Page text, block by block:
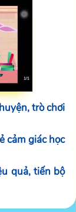
trò chơi
cảm giác học
quả, tiến bộ